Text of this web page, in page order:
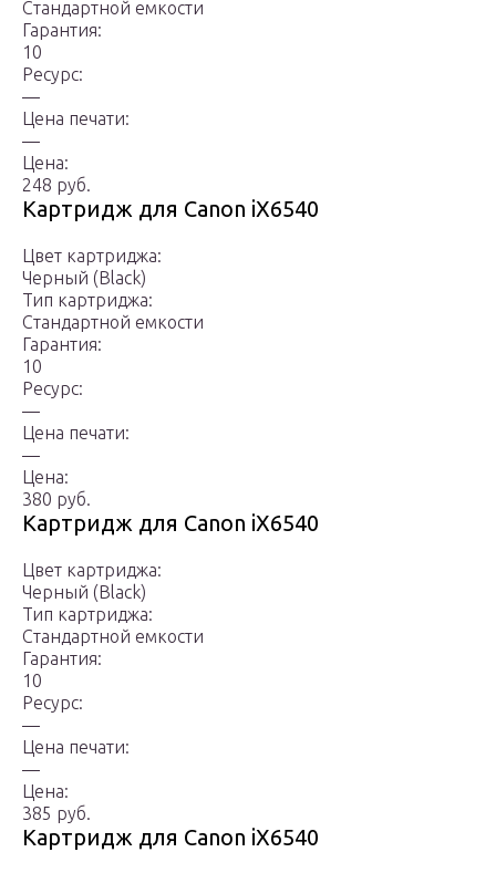
Стандартной емкости
Гарантия:
10
Ресурс:
—
Цена печати:
—
Цена:
248 руб.
Картридж для Canon iX6540
Цвет картриджа:
Черный (Black)
Тип картриджа:
Стандартной емкости
Гарантия:
10
Ресурс:
—
Цена печати:
—
Цена:
380 руб.
Картридж для Canon iX6540
Цвет картриджа:
Черный (Black)
Тип картриджа:
Стандартной емкости
Гарантия:
10
Ресурс:
—
Цена печати:
—
Цена:
385 руб.
Картридж для Canon iX6540